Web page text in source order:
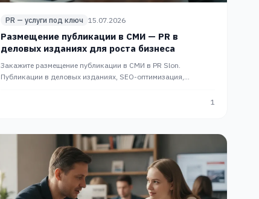
PR — услуги под ключ 15.07.2026
Размещение публикации в СМИ — PR в
деловых изданиях для роста бизнеса
Закажите размещение публикации в СМИ в PR Slon.
Публикации в деловых изданиях, SEO-оптимизация,
1